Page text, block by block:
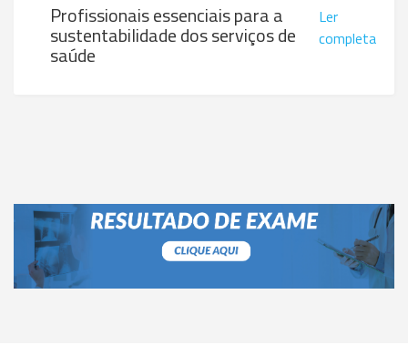
Profissionais essenciais para a
sustentabilidade dos serviços de
saúde
Ler
completa